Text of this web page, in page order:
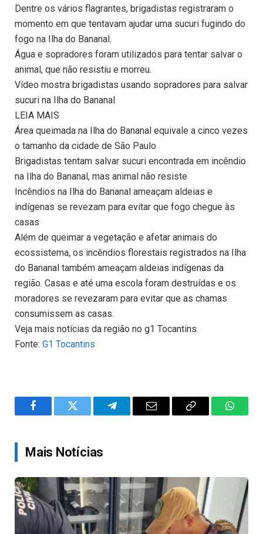
Dentre os vários flagrantes, brigadistas registraram o
momento em que tentavam ajudar uma sucuri fugindo do
fogo na Ilha do Bananal.
Água e sopradores foram utilizados para tentar salvar o
animal, que não resistiu e morreu.
Vídeo mostra brigadistas usando sopradores para salvar
sucuri na Ilha do Bananal
LEIA MAIS
Área queimada na Ilha do Bananal equivale a cinco vezes
o tamanho da cidade de São Paulo
Brigadistas tentam salvar sucuri encontrada em incêndio
na Ilha do Bananal, mas animal não resiste
Incêndios na Ilha do Bananal ameaçam aldeias e
indígenas se revezam para evitar que fogo chegue às
casas
Além de queimar a vegetação e afetar animais do
ecossistema, os incêndios florestais registrados na Ilha
do Bananal também ameaçam aldeias indígenas da
região. Casas e até uma escola foram destruídas e os
moradores se revezaram para evitar que as chamas
consumissem as casas.
Veja mais notícias da região no g1 Tocantins.
Fonte: G1 Tocantins
FacebookTwitter TelegramEmail
Copy
Mais Notícias